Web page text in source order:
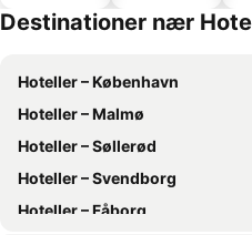
Destinationer nær
Hoteller – København
Hoteller – Malmø
Hoteller – Søllerød
Hoteller – Svendborg
Hoteller – Fåborg